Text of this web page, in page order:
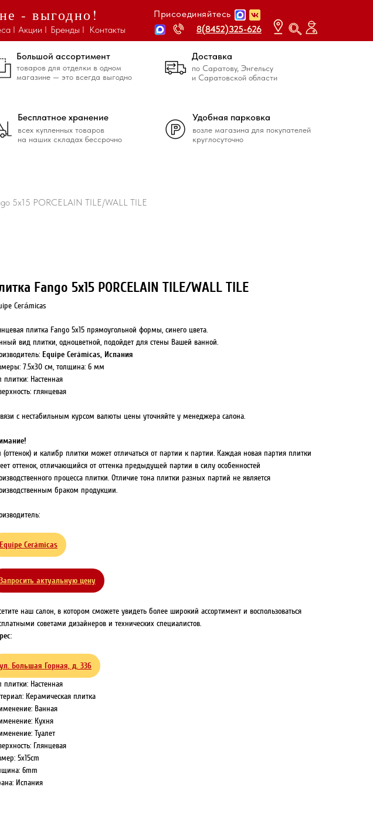
8(8452)325-626
8(8452)325-626
- выгодно!
Контакты
Бренды I
Акции I
I
Присоединяйтесь
возле магазина для покупателей
круглосуточно
Удобная парковка
всех купленных товаров
на наших складах бессрочно
Бесплатное хранение
товаров для отделки в одном
магазине — это всегда выгодно
Большой ассортимент
по Саратову, Энгельсу
и Саратовской области
Доставка
5x15 PORCELAIN TILE/WALL TILE
Fango 5x15 PORCELAIN TILE/WALL TILE
Cerámicas
плитка Fango 5x15 прямоугольной формы, синего цвета.
вид плитки, одноцветной, подойдет для стены Вашей ванной.
Equipe Cerámicas, Испания
7.5x30 см, толщина: 6 мм
плитки: Настенная
глянцевая
с нестабильным курсом валюты цены уточняйте у менеджера салона.
(оттенок) и калибр плитки может отличаться от партии к партии. Каждая новая партия плитки
оттенок, отличающийся от оттенка предыдущей партии в силу особенностей
процесса плитки. Отличие тона плитки разных партий не является
браком продукции.
Equipe Cerámicas
Запросить актуальную цену
наш салон, в котором сможете увидеть более широкий ассортимент и воспользоваться
советами дизайнеров и технических специалистов.
:
ул. Большая Горная, д. 336
плитки: Настенная
Керамическая плитка
Ванная
Кухня
Туалет
Глянцевая
5x15cm
6mm
Испания